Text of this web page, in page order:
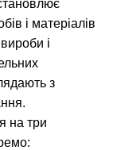
і матеріалів
і
з
на три